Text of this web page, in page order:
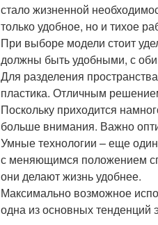
стало жизненной
только удобное, но и тихое
При выборе модели стоит
должны быть удобными, с
Для разделения
пластика. Отличным
Поскольку приходится
больше внимания. Важно
Умные технологии – еще
с меняющимся положением
они делают жизнь удобнее.
Максимально возможное
одна из основных тенденций